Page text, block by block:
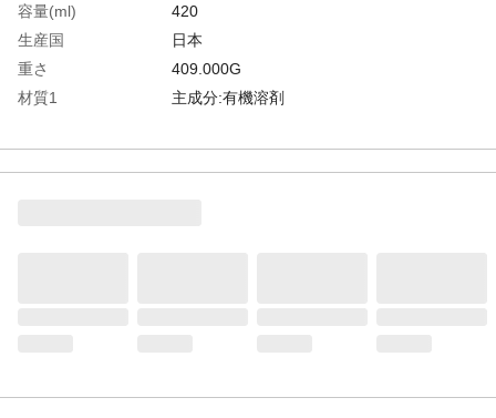
容量(ml)
420
生産国
日本
重さ
409.000G
材質1
主成分:有機溶剤